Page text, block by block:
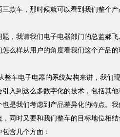
款车，那时候就可以看到我们整个产
我请我们电子电器部门的总监郝飞
么样从用户的角度看我们这个产品的
车电子电器的系统架构来讲，我们现
引入到这么多数字化的技术，包括其
也是我们考虑到产品差异化的特点。
，同时又要和我们整车的目标地位相
含几个方面：